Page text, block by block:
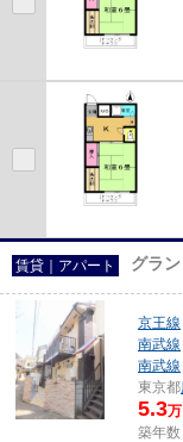
賃貸｜アパート グラ
京王線
南武線
南武線
東京都
5.3
築年数